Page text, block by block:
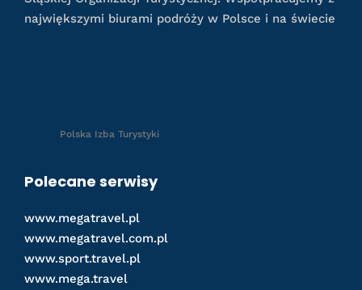
największymi biurami podróży w Polsce i na świecie
Polska Izba Turystyki
Polecane serwisy
www.megatravel.pl
www.megatravel.com.pl
www.sport.travel.pl
www.mega.travel